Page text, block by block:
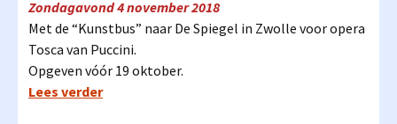
Zondagavond 4 november 2018
Met de “Kunstbus” naar De Spiegel in Zwolle voor opera
Tosca van Puccini.
Opgeven vóór 19 oktober.
Lees verder